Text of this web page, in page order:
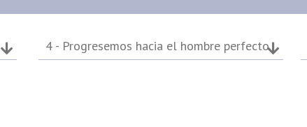
4 - Progresemos hacia el hombre perfecto